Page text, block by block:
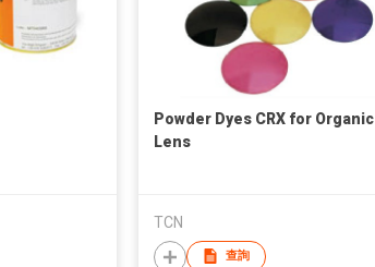
Powder Dyes CRX for Organic
Lens
TCN
查詢